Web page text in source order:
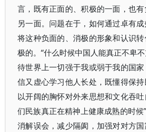
言，既有正面的、积极的一面，也
另一面。问题在于，如何通过卓有
将这种负面的、消极的形象和认识
极的。“什么时候中国人能真正不卑
待世界上一切强于我或弱于我的国
信又虚心学习他人长处，既懂得保
以开阔的胸怀对外来思想和文化吞
们民族真正在精神上健康成熟的时候
消解误会，减少隔阂，加强对对方